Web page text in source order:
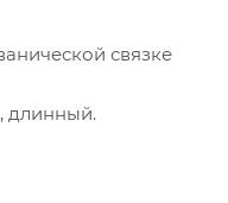
связке
длинный.